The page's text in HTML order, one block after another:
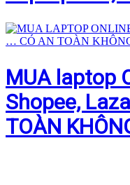
MUA laptop
Shopee,
TOÀN